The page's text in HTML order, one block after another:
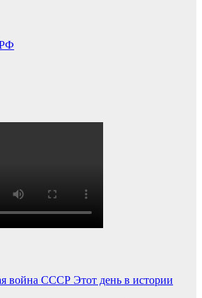
война СССР Этот день в истории